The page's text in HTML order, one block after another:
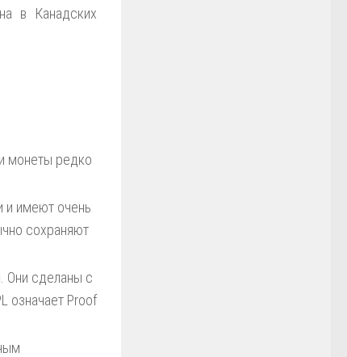
в Канадских
монеты редко
и имеют очень
сохраняют
Они сделаны с
означает Proof